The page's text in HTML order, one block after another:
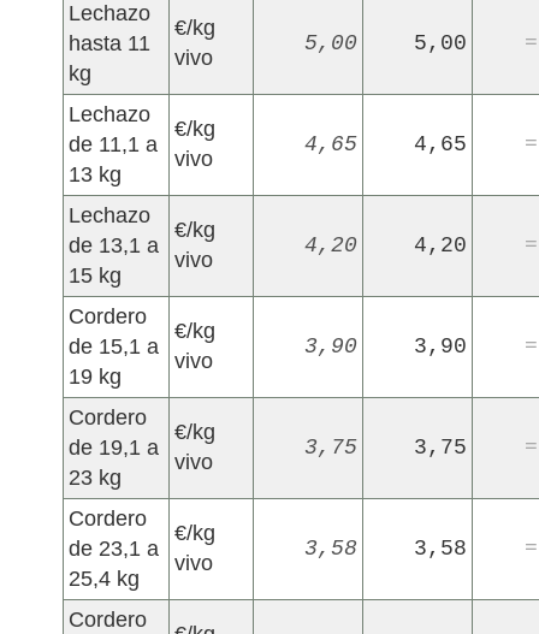
Lechazo
hasta 11
kg
€/kg
vivo
5,00 5,00 =
Lechazo
de 11,1 a
13 kg
€/kg
vivo
4,65 4,65 =
Lechazo
de 13,1 a
15 kg
€/kg
vivo
4,20 4,20 =
Cordero
de 15,1 a
19 kg
€/kg
vivo
3,90 3,90 =
Cordero
de 19,1 a
23 kg
€/kg
vivo
3,75 3,75 =
Cordero
de 23,1 a
25,4 kg
€/kg
vivo
3,58 3,58 =
Cordero